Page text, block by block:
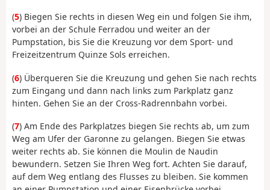
(5) Biegen Sie rechts in diesen Weg ein und folgen Sie ihm,
vorbei an der Schule Ferradou und weiter an der
Pumpstation, bis Sie die Kreuzung vor dem Sport- und
Freizeitzentrum Quinze Sols erreichen.
(6) Überqueren Sie die Kreuzung und gehen Sie nach rechts
zum Eingang und dann nach links zum Parkplatz ganz
hinten. Gehen Sie an der Cross-Radrennbahn vorbei.
(7) Am Ende des Parkplatzes biegen Sie rechts ab, um zum
Weg am Ufer der Garonne zu gelangen. Biegen Sie etwas
weiter rechts ab. Sie können die Moulin de Naudin
bewundern. Setzen Sie Ihren Weg fort. Achten Sie darauf,
auf dem Weg entlang des Flusses zu bleiben. Sie kommen